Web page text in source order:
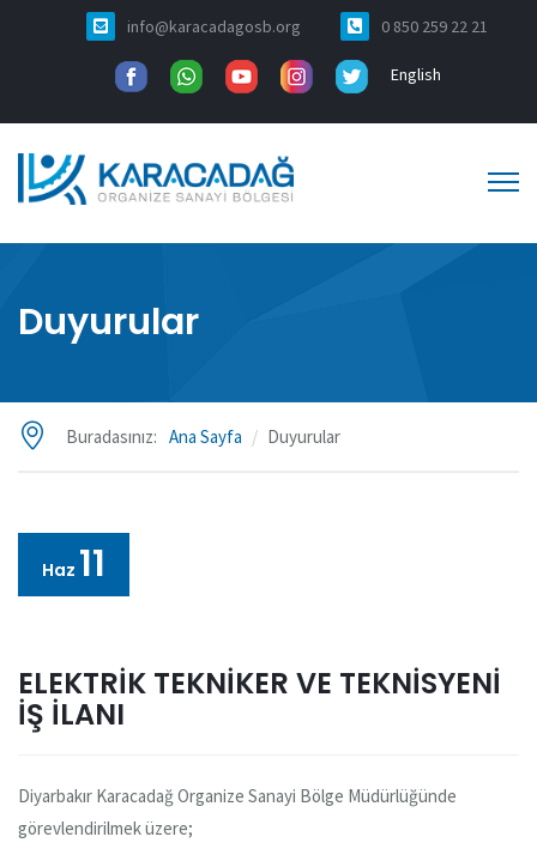
info@karacadagosb.org 0 850 259 22 21
English
Duyurular
Buradasınız: Ana Sayfa Duyurular
Haz 11
ELEKTRİK TEKNİKER VE TEKNİSYENİ
İŞ İLANI
Diyarbakır Karacadağ Organize Sanayi Bölge Müdürlüğünde
görevlendirilmek üzere;